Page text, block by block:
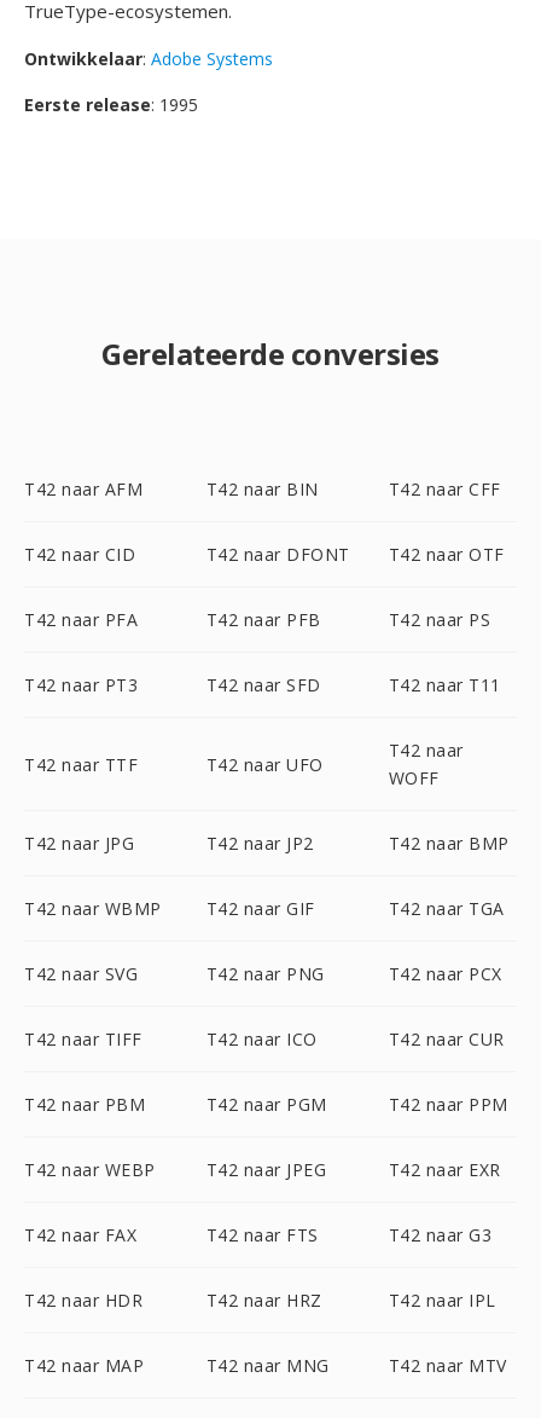
TrueType-ecosystemen.
Ontwikkelaar: Adobe Systems
Eerste release: 1995
Gerelateerde conversies
T42 naar AFM T42 naar BIN T42 naar CFF
T42 naar CID T42 naar DFONT T42 naar OTF
T42 naar PFA T42 naar PFB T42 naar PS
T42 naar PT3 T42 naar SFD T42 naar T11
T42 naar TTF T42 naar UFO
T42 naar
WOFF
T42 naar JPG T42 naar JP2 T42 naar BMP
T42 naar WBMP T42 naar GIF T42 naar TGA
T42 naar SVG T42 naar PNG T42 naar PCX
T42 naar TIFF T42 naar ICO T42 naar CUR
T42 naar PBM T42 naar PGM T42 naar PPM
T42 naar WEBP T42 naar JPEG T42 naar EXR
T42 naar FAX T42 naar FTS T42 naar G3
T42 naar HDR T42 naar HRZ T42 naar IPL
T42 naar MAP T42 naar MNG T42 naar MTV